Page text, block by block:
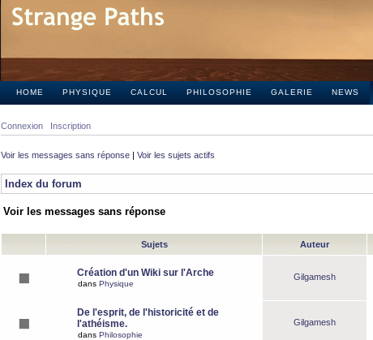
HOME PHYSIQUE CALCUL PHILOSOPHIE GALERIE NEWS
Connexion Inscription
Voir les messages sans réponse | Voir les sujets actifs
Index du forum
Voir les messages sans réponse
Sujets Auteur
Création d'un Wiki sur l'Arche
dans Physique
Gilgamesh
De l'esprit, de l'historicité et de
l'athéisme.
dans Philosophie
Gilgamesh